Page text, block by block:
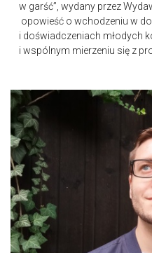
w garść”, wydany przez
opowieść o wchodzeniu w
i doświadczeniach młodych
i wspólnym mierzeniu się z